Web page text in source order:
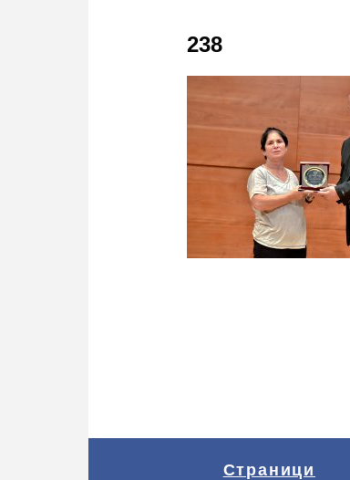
238
Страници